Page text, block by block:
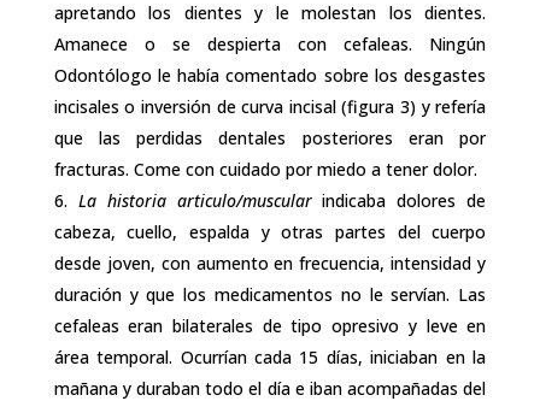
apretando los dientes y le molestan los dientes.
Amanece o se despierta con cefaleas. Ningún
Odontólogo le había comentado sobre los desgastes
incisales o inversión de curva incisal (figura 3) y refería
que las perdidas dentales posteriores eran por
fracturas. Come con cuidado por miedo a tener dolor.
La historia articulo/muscularindicaba dolores de
cabeza, cuello, espalda y otras partes del cuerpo
desde joven, con aumento en frecuencia, intensidad y
duración y que los medicamentos no le servían. Las
cefaleas eran bilaterales de tipo opresivo y leve en
área temporal. Ocurrían cada 15 días, iniciaban en la
mañana y duraban todo el día e iban acompañadas del